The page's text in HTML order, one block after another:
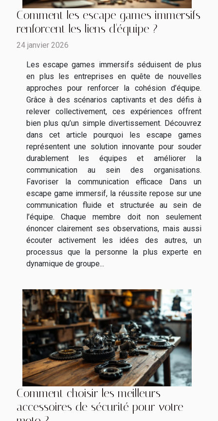
Comment les escape games immersifs
renforcent les liens d'équipe ?
24 janvier 2026
Les escape games immersifs séduisent de plus
en plus les entreprises en quête de nouvelles
approches pour renforcer la cohésion d’équipe.
Grâce à des scénarios captivants et des défis à
relever collectivement, ces expériences offrent
bien plus qu’un simple divertissement. Découvrez
dans cet article pourquoi les escape games
représentent une solution innovante pour souder
durablement les équipes et améliorer la
communication au sein des organisations.
Favoriser la communication efficace Dans un
escape game immersif, la réussite repose sur une
communication fluide et structurée au sein de
l’équipe. Chaque membre doit non seulement
énoncer clairement ses observations, mais aussi
écouter activement les idées des autres, un
processus que la personne la plus experte en
dynamique de groupe...
Comment choisir les meilleurs
accessoires de sécurité pour votre